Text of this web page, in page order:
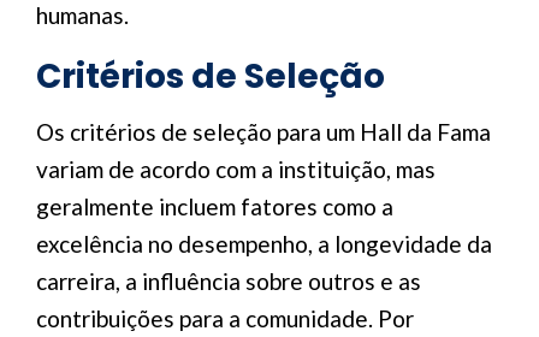
humanas.
Critérios de Seleção
Os critérios de seleção para um Hall da Fama
variam de acordo com a instituição, mas
geralmente incluem fatores como a
excelência no desempenho, a longevidade da
carreira, a influência sobre outros e as
contribuições para a comunidade. Por